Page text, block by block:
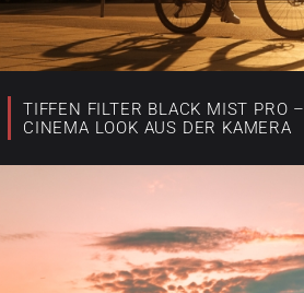
TIFFEN FILTER BLACK MIST PRO –
CINEMA LOOK AUS DER KAMERA